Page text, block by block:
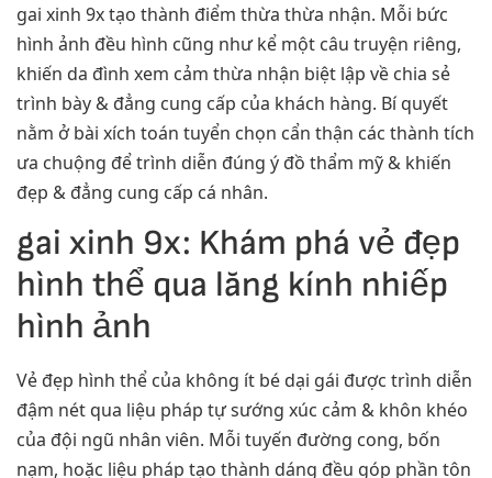
gai xinh 9x tạo thành điểm thừa thừa nhận. Mỗi bức
hình ảnh đều hình cũng như kể một câu truyện riêng,
khiến da đình xem cảm thừa nhận biệt lập về chia sẻ
trình bày & đẳng cung cấp của khách hàng. Bí quyết
nằm ở bài xích toán tuyển chọn cẩn thận các thành tích
ưa chuộng để trình diễn đúng ý đồ thẩm mỹ & khiến
đẹp & đẳng cung cấp cá nhân.
gai xinh 9x: Khám phá vẻ đẹp
hình thể qua lăng kính nhiếp
hình ảnh
Vẻ đẹp hình thể của không ít bé dại gái được trình diễn
đậm nét qua liệu pháp tự sướng xúc cảm & khôn khéo
của đội ngũ nhân viên. Mỗi tuyến đường cong, bốn
nạm, hoặc liệu pháp tạo thành dáng đều góp phần tôn